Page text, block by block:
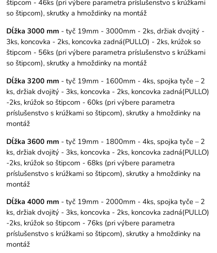
štipcom - 46ks (pri výbere parametra príslušenstvo s krúžkami
so štipcom), skrutky a hmoždinky na montáž
Dĺžka 3000 mm - tyč 19mm - 3000mm - 2ks, držiak dvojitý -
3ks, koncovka - 2ks, koncovka zadná(PULLO) - 2ks, krúžok so
štipcom - 56ks (pri výbere parametra príslušenstvo s krúžkami
so štipcom), skrutky a hmoždinky na montáž
Dĺžka 3200 mm - tyč 19mm - 1600mm - 4ks, spojka tyče – 2
ks, držiak dvojitý - 3ks, koncovka - 2ks, koncovka zadná(PULLO)
-2ks, krúžok so štipcom - 60ks (pri výbere parametra
príslušenstvo s krúžkami so štipcom), skrutky a hmoždinky na
montáž
Dĺžka 3600 mm - tyč 19mm - 1800mm - 4ks, spojka tyče – 2
ks, držiak dvojitý - 3ks, koncovka - 2ks, koncovka zadná(PULLO)
-2ks, krúžok so štipcom - 68ks (pri výbere parametra
príslušenstvo s krúžkami so štipcom), skrutky a hmoždinky na
montáž
Dĺžka 4000 mm - tyč 19mm - 2000mm - 4ks, spojka tyče – 2
ks, držiak dvojitý - 3ks, koncovka - 2ks, koncovka zadná(PULLO)
-2ks, krúžok so štipcom - 76ks (pri výbere parametra
príslušenstvo s krúžkami so štipcom), skrutky a hmoždinky na
montáž